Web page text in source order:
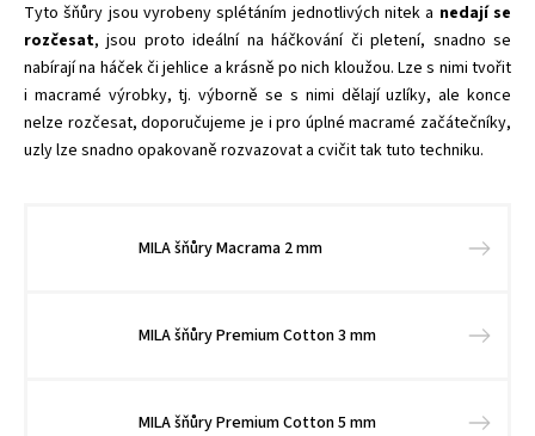
Tyto šňůry jsou vyrobeny splétáním jednotlivých nitek a nedají se
rozčesat, jsou proto ideální na háčkování či pletení, snadno se
nabírají na háček či jehlice a krásně po nich kloužou. Lze s nimi tvořit
i macramé výrobky, tj. výborně se s nimi dělají uzlíky, ale konce
nelze rozčesat, doporučujeme je i pro úplné macramé začátečníky,
uzly lze snadno opakovaně rozvazovat a cvičit tak tuto techniku.
MILA šňůry Macrama 2 mm
MILA šňůry Premium Cotton 3 mm
MILA šňůry Premium Cotton 5 mm